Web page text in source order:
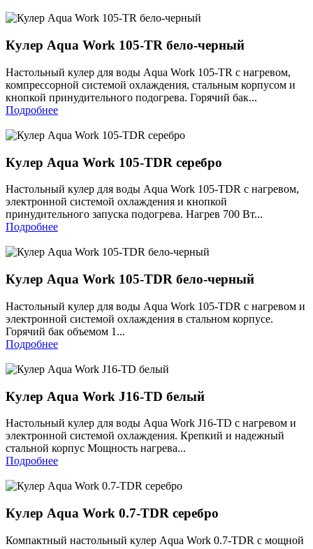
Кулер Aqua Work 105-TR бело-черный
Настольный кулер для воды Aqua Work 105-TR с нагревом,
компрессорной системой охлаждения, стальным корпусом и
кнопкой принудительного подогрева. Горячий бак...
Подробнее
Кулер Aqua Work 105-TDR серебро
Настольный кулер для воды Aqua Work 105-TDR с нагревом,
электронной системой охлаждения и кнопкой
принудительного запуска подогрева. Нагрев 700 Вт...
Подробнее
Кулер Aqua Work 105-TDR бело-черный
Настольный кулер для воды Aqua Work 105-TDR с нагревом и
электронной системой охлаждения в стальном корпусе.
Горячий бак объемом 1...
Подробнее
Кулер Aqua Work J16-TD белый
Настольный кулер для воды Aqua Work J16-TD с нагревом и
электронной системой охлаждения. Крепкий и надежный
стальной корпус Мощность нагрева...
Подробнее
Кулер Aqua Work 0.7-TDR серебро
Компактный настольный кулер Aqua Work 0.7-TDR c мощной